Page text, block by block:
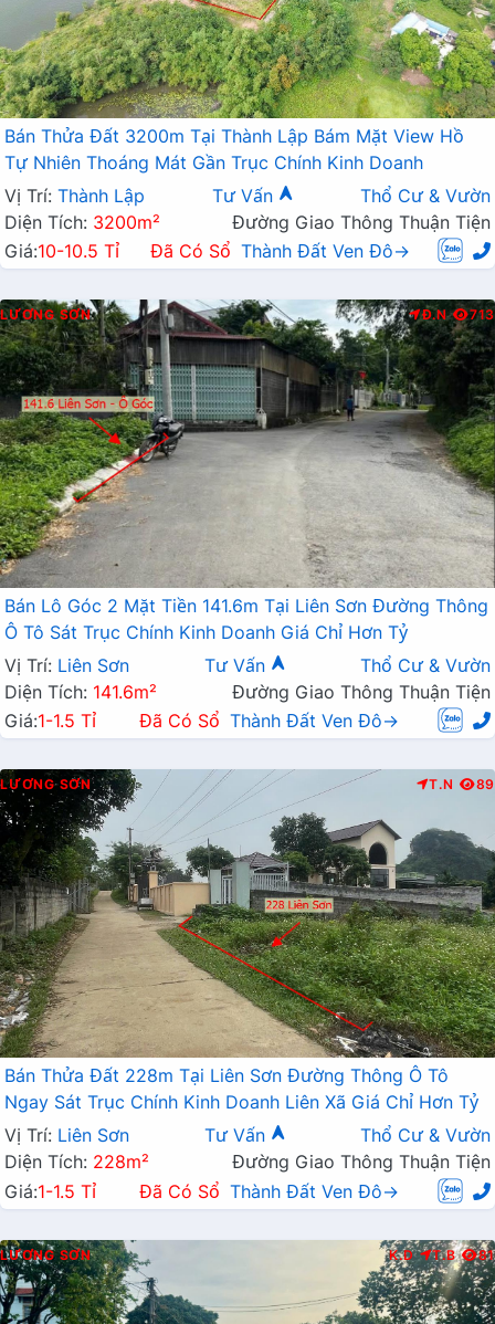
Bán Thửa Đất 3200m Tại Thành Lập Bám Mặt View Hồ
Tự Nhiên Thoáng Mát Gần Trục Chính Kinh Doanh
Vị Trí: Thành Lập Tư Vấn
Thổ Cư & Vườn
Diện Tích: 3200m²
Đường Giao Thông Thuận Tiện
Giá:10-10.5 Tỉ Đã Có Sổ Thành Đất Ven Đô→
LƯƠNG SƠN Đ.N 713
Bán Lô Góc 2 Mặt Tiền 141.6m Tại Liên Sơn Đường Thông
Ô Tô Sát Trục Chính Kinh Doanh Giá Chỉ Hơn Tỷ
Vị Trí: Liên Sơn Tư Vấn
Thổ Cư & Vườn
Diện Tích: 141.6m²
Đường Giao Thông Thuận Tiện
Giá:1-1.5 Tỉ Đã Có Sổ Thành Đất Ven Đô→
LƯƠNG SƠN T.N 89
Bán Thửa Đất 228m Tại Liên Sơn Đường Thông Ô Tô
Ngay Sát Trục Chính Kinh Doanh Liên Xã Giá Chỉ Hơn Tỷ
Vị Trí: Liên Sơn Tư Vấn
Thổ Cư & Vườn
Diện Tích: 228m²
Đường Giao Thông Thuận Tiện
Giá:1-1.5 Tỉ Đã Có Sổ Thành Đất Ven Đô→
LƯƠNG SƠN K.D T.B 81